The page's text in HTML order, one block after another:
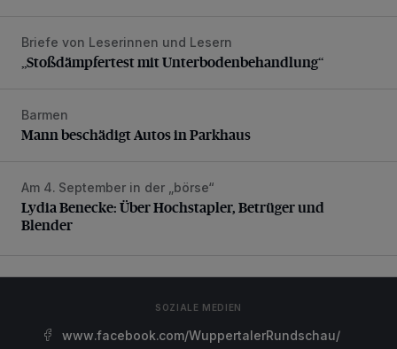
„Stoßdämpfertest mit Unterbodenbehandlung“
Briefe von Leserinnen und Lesern
„Stoßdämpfertest mit Unterbodenbehandlung“
Mann beschädigt Autos in Parkhaus
Barmen
Mann beschädigt Autos in Parkhaus
Lydia Benecke: Über Hochstapler, Betrüger und Blender
Am 4. September in der „börse“
Lydia Benecke: Über Hochstapler, Betrüger und
Blender
SOZIALE MEDIEN
www.facebook.com/WuppertalerRundschau/